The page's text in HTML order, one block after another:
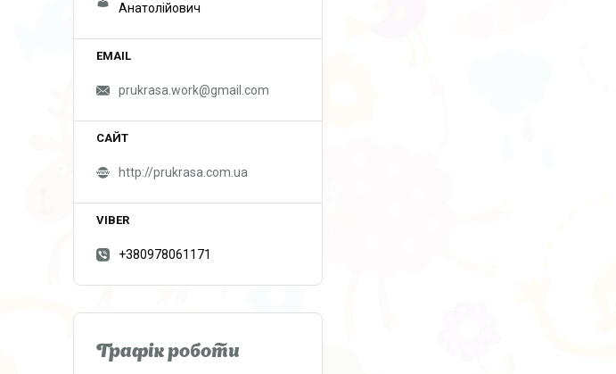
Анатолійович
prukrasa.work@gmail.com
http://prukrasa.com.ua
+380978061171
Графік роботи